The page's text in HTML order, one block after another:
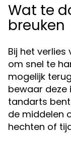
Wat te
breuken
Bij het
om snel te
mogelijk
bewaar deze
tandarts
de middelen
hechten of